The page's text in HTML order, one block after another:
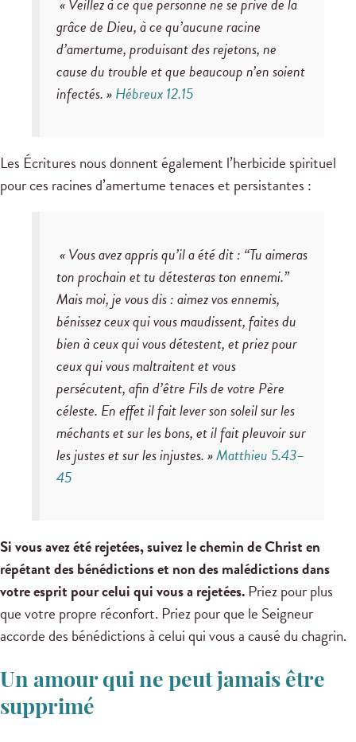
grâce de Dieu, à ce qu’aucune racine
d’amertume, produisant des rejetons, ne
cause du trouble et que beaucoup n’en soient
infectés. »Hébreux 12.15
Les Écritures nous donnent également l’herbicide spirituel
pour ces racines d’amertume tenaces et persistantes :
« Vous avez appris qu’il a été dit : “Tu aimeras
ton prochain et tu détesteras ton ennemi.”
Mais moi, je vous dis : aimez vos ennemis,
bénissez ceux qui vous maudissent, faites du
bien à ceux qui vous détestent, et priez pour
ceux qui vous maltraitent et vous
persécutent, afin d’être Fils de votre Père
céleste. En effet il fait lever son soleil sur les
méchants et sur les bons, et il fait pleuvoir sur
les justes et sur les injustes. »Matthieu 5.43–
45
Si vous avez été rejetées, suivez le chemin de Christ en
répétant des bénédictions et non des malédictions dans
votre esprit pour celui qui vous a rejetées. Priez pour plus
que votre propre réconfort. Priez pour que le Seigneur
accorde des bénédictions à celui qui vous a causé du chagrin.
Un amour qui ne peut jamais être
supprimé